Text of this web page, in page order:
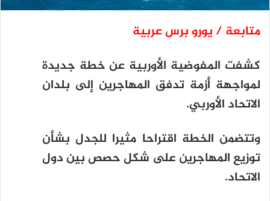
متابعة / يورو برس عربية
كشفت المفوضية الأوربية عن خطة جديدة
لمواجهة أزمة تدفق المهاجرين إلى بلدان
الاتحاد الأوربي.
وتتضمن الخطة اقتراحا مثيرا للجدل بشأن
توزيع المهاجرين على شكل حصص بين دول
الاتحاد.